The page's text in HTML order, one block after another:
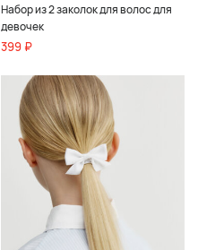
Набор из 2 заколок для волос для
девочек
399 ₽